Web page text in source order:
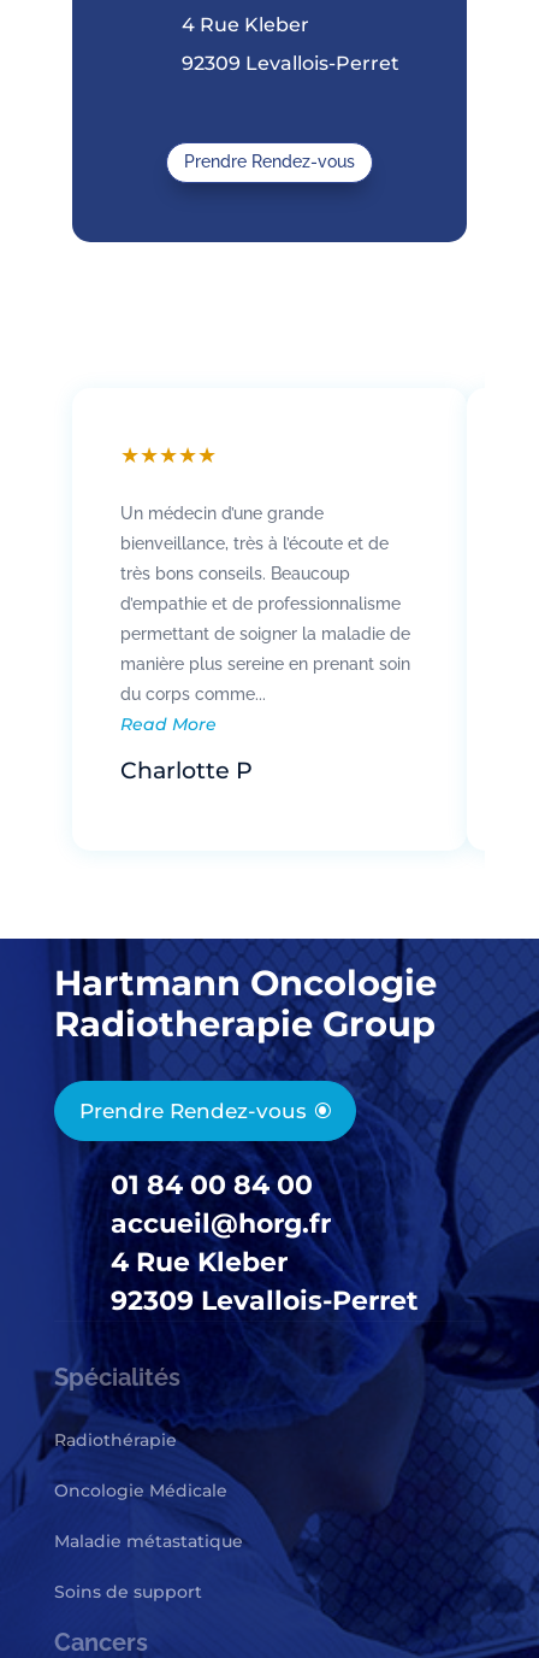
4 Rue Kleber
92309 Levallois-Perret
Prendre Rendez-vous
★★★★★
Un médecin d’une grande
bienveillance, très à l’écoute et de
très bons conseils. Beaucoup
d’empathie et de professionnalisme
permettant de soigner la maladie de
manière plus sereine en prenant soin
du corps comme...
Read More
Charlotte P
Hartmann Oncologie
Radiotherapie Group
Prendre Rendez-vous
01 84 00 84 00
accueil@horg.fr
4 Rue Kleber
92309 Levallois-Perret
Spécialités
Radiothérapie
Oncologie Médicale
Maladie métastatique
Soins de support
Cancers